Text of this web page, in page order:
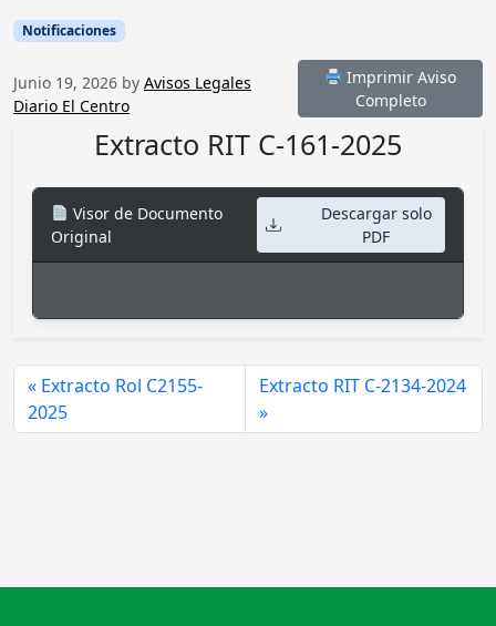
Notificaciones
Junio 19, 2026 by Avisos Legales
Diario El Centro
Imprimir Aviso
Completo
Extracto RIT C-161-2025
Visor de Documento
Original
Descargar solo
PDF
Extracto Rol C2155-
2025
Extracto RIT C-2134-2024